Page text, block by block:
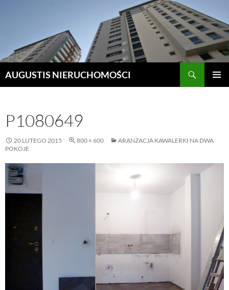
AUGUSTIS NIERUCHOMOŚCI
P1080649
20 LUTEGO 2015 800 × 600
ARANŻACJA KAWALERKI NA DWA
POKOJE